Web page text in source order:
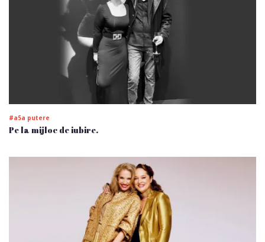
#a5a putere
Pe la mijloc de iubire.